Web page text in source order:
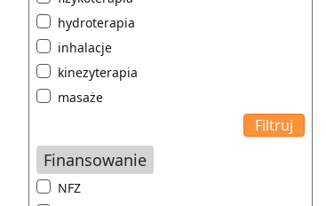
hydroterapia
inhalacje
kinezyterapia
masaże
Finansowanie
NFZ